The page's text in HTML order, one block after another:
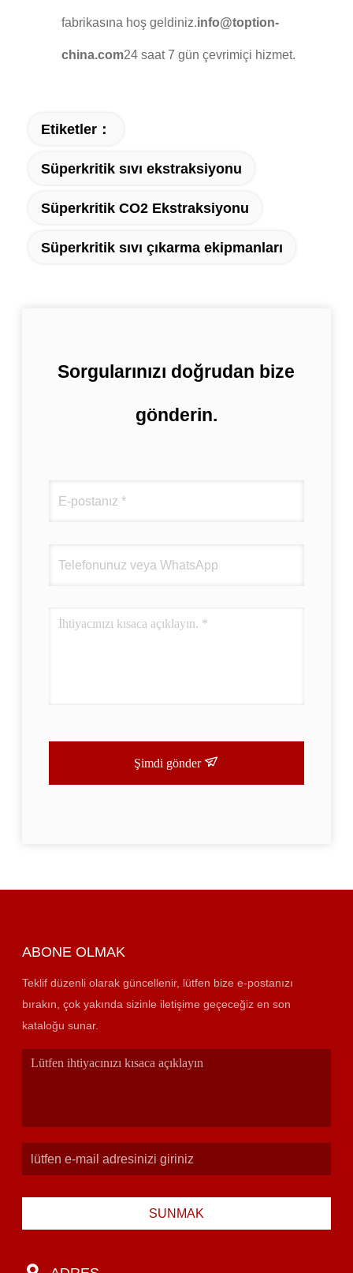
fabrikasına hoş geldiniz.info@toption-
china.com24 saat 7 gün çevrimiçi hizmet.
Etiketler：
Süperkritik sıvı ekstraksiyonu
Süperkritik CO2 Ekstraksiyonu
Süperkritik sıvı çıkarma ekipmanları
Sorgularınızı doğrudan bize
gönderin.
Şimdi gönder
ABONE OLMAK
Teklif düzenli olarak güncellenir, lütfen bize e-postanızı
bırakın, çok yakında sizinle iletişime geçeceğiz en son
kataloğu sunar.
SUNMAK